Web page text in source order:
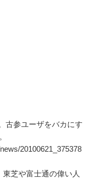
古参ユーザをバカにす
20100621_375378
芝や富士通の偉い人